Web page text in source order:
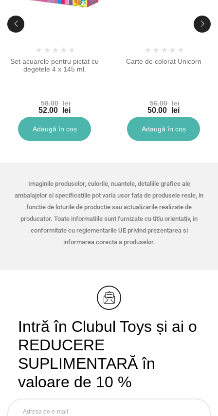
Set acuarele pentru pictat cu
degetele 4 x 145 ml.
58.00 lei
52.00 lei
Adaugă în coș
Carte de colorat Unicorn
56.00 lei
50.00 lei
Adaugă în coș
Imaginile produselor, culorile, nuantele, detaliile grafice ale
ambalajelor si specificatiile pot varia usor fata de produsele reale, in
functie de loturile de productie sau actualizarile realizate de
producator. Toate informatiile sunt furnizate cu titlu orientativ, in
conformitate cu reglementarile UE privind prezentarea si
informarea corecta a produselor.
Intră în Clubul Toys și ai o
REDUCERE
SUPLIMENTARĂ în
valoare de 10 %